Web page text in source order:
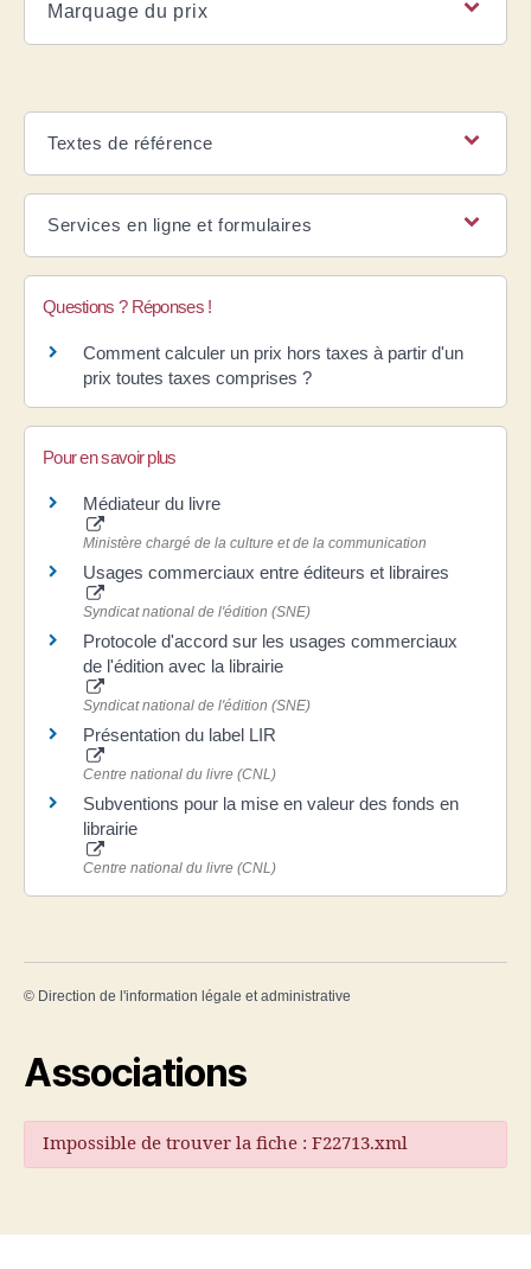
Marquage du prix
Textes de référence
Services en ligne et formulaires
Questions ? Réponses !
Comment calculer un prix hors taxes à partir d'un
prix toutes taxes comprises ?
Pour en savoir plus
Médiateur du livre
Ministère chargé de la culture et de la communication
Usages commerciaux entre éditeurs et libraires
Syndicat national de l'édition (SNE)
Protocole d'accord sur les usages commerciaux
de l'édition avec la librairie
Syndicat national de l'édition (SNE)
Présentation du label LIR
Centre national du livre (CNL)
Subventions pour la mise en valeur des fonds en
librairie
Centre national du livre (CNL)
© Direction de l'information légale et administrative
Associations
Impossible de trouver la fiche : F22713.xml